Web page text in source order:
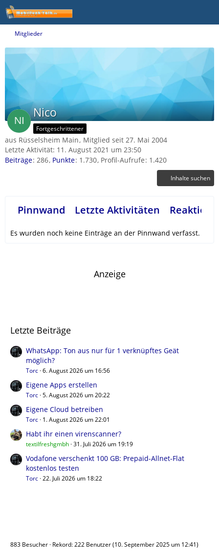
Mitglieder
Nico
Fortgeschrittener
aus Rüsselsheim Main Mitglied seit 27. Mai 2004
Letzte Aktivität: 11. August 2021 um 23:50
Beiträge 286 Punkte 1.730 Profil-Aufrufe 1.420
Inhalte suchen
Pinnwand Letzte Aktivitäten
Es wurden noch keine Einträge an der Pinnwand verfasst.
Anzeige
Letzte Beiträge
WhatsApp: Ton aus nur für 1 verknüpftes Geät
möglich?
Torc 6. August 2026 um 16:56
Eigene Apps erstellen
Torc 5. August 2026 um 20:22
Eigene Cloud betreiben
Torc 1. August 2026 um 22:01
Habt ihr einen virenscanner?
textilfreshgmbh 31. Juli 2026 um 19:19
Vodafone verschenkt 100 GB: Prepaid-Allnet-Flat
kostenlos testen
Torc 22. Juli 2026 um 18:22
883 Besucher Rekord: 222 Benutzer (10. September 2025 um 12:41)